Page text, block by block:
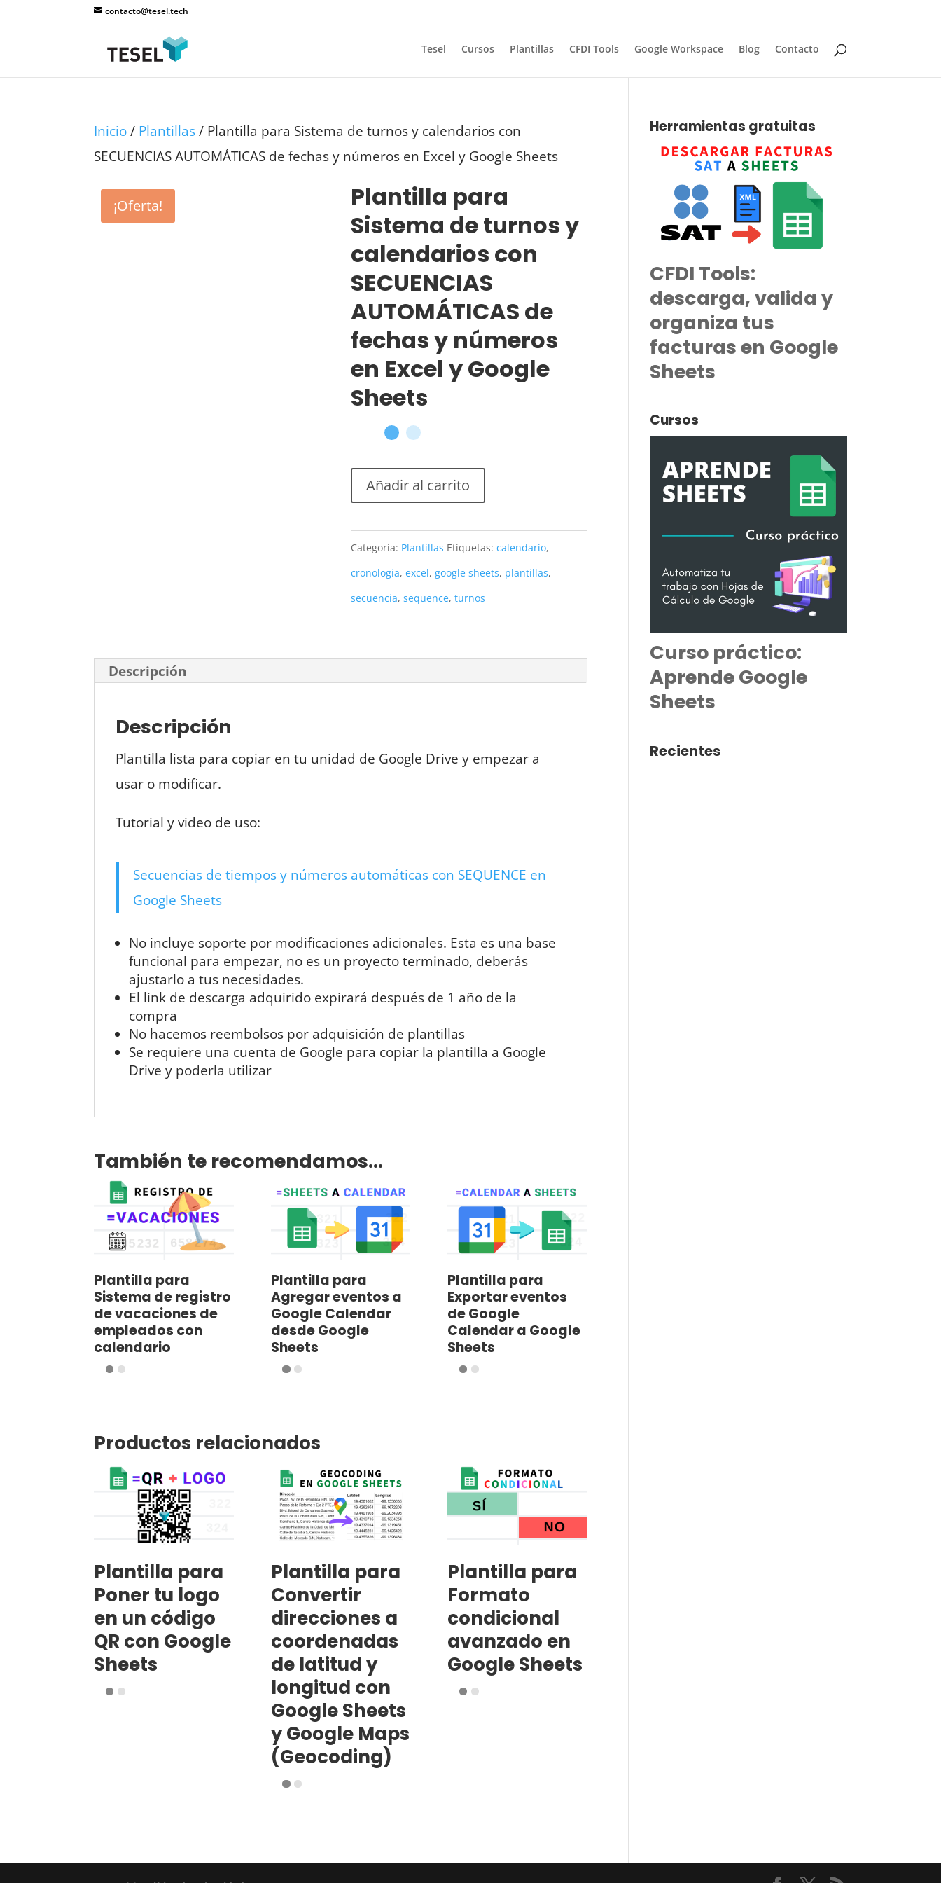
contacto@tesel.tech
Tesel Cursos Plantillas CFDI Tools Google Workspace Blog Contacto
Inicio/ Plantillas/ Plantilla para Sistema de turnos y calendarios con
SECUENCIAS AUTOMÁTICAS de fechas y números en Excel y Google Sheets
¡Oferta!
Plantilla para
Sistema de turnos y
calendarios con
SECUENCIAS
AUTOMÁTICAS de
fechas y números
en Excel y Google
Sheets
Añadir al carrito
Categoría: Plantillas Etiquetas: calendario,
cronologia, excel, google sheets, plantillas,
secuencia, sequence, turnos
Descripción
Descripción
Plantilla lista para copiar en tu unidad de Google Drive y empezar a
usar o modificar.
Tutorial y video de uso:
Secuencias de tiempos y números automáticas con SEQUENCE en
Google Sheets
No incluye soporte por modificaciones adicionales. Esta es una base
funcional para empezar, no es un proyecto terminado, deberás
ajustarlo a tus necesidades.
El link de descarga adquirido expirará después de 1 año de la
compra
No hacemos reembolsos por adquisición de plantillas
Se requiere una cuenta de Google para copiar la plantilla a Google
Drive y poderla utilizar
También te recomendamos…
Plantilla para
Sistema de registro
de vacaciones de
empleados con
calendario
Plantilla para
Agregar eventos a
Google Calendar
desde Google
Sheets
Plantilla para
Exportar eventos
de Google
Calendar a Google
Sheets
Productos relacionados
Plantilla para
Poner tu logo
en un código
QR con Google
Sheets
Plantilla para
Convertir
direcciones a
coordenadas
de latitud y
longitud con
Google Sheets
y Google Maps
(Geocoding)
Plantilla para
Formato
condicional
avanzado en
Google Sheets
Herramientas gratuitas
CFDI Tools:
descarga, valida y
organiza tus
facturas en Google
Sheets
Cursos
Curso práctico:
Aprende Google
Sheets
Recientes